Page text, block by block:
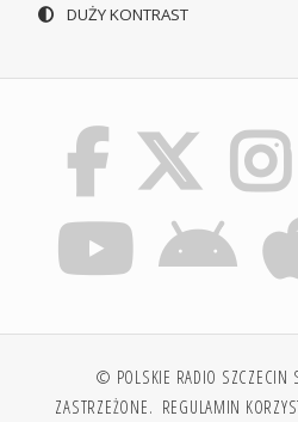
DUŻY KONTRAST
© POLSKIE RADIO SZCZECIN
ZASTRZEŻONE. REGULAMIN